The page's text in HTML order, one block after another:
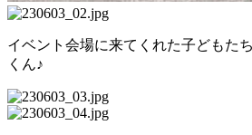
イベント会場に来てくれた子どもた
くん♪